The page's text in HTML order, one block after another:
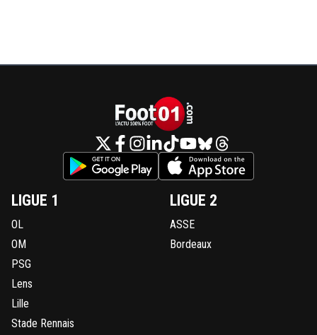
LIGUE 1
OL
OM
PSG
Lens
Lille
Stade Rennais
LIGUE 2
ASSE
Bordeaux